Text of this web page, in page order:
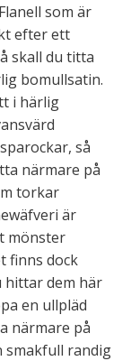
som är
efter ett
skall du titta
bomullsatin.
i härlig
så
närmare på
torkar
är
mönster
finns dock
hittar dem här
en ullpläd
närmare på
smakfull randig